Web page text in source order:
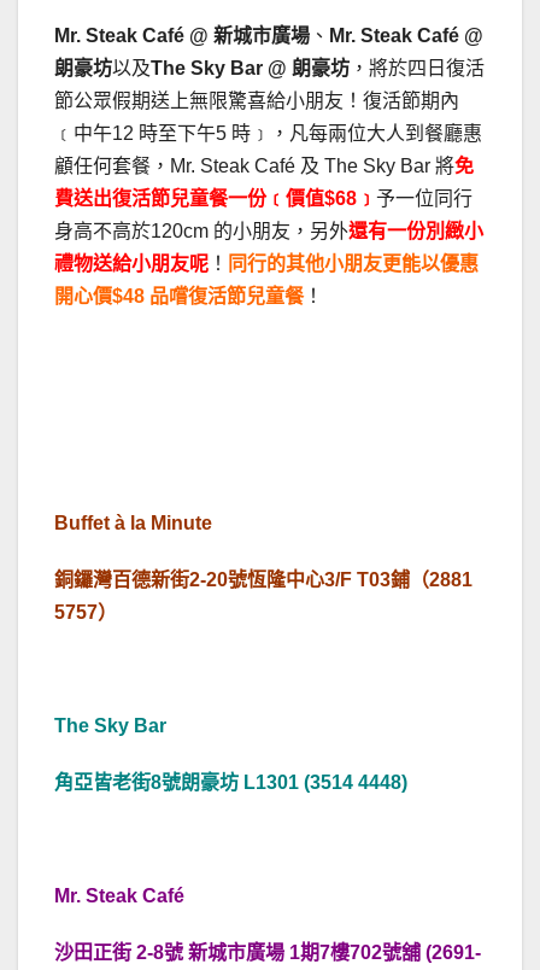
Mr. Steak Café @ 新城市廣場 、 Mr. Steak Café @
朗豪坊以及The Sky Bar @ 朗豪坊 ，將於四日復活
節公眾假期送上無限驚喜給小朋友！復活節期內
﹝中午12 時至下午5 時﹞，凡每兩位大人到餐廳惠
顧任何套餐，Mr. Steak Café 及 The Sky Bar 將免
費送出復活節兒童餐一份﹝價值$68﹞ 予一位同行
身高不高於120cm 的小朋友，另外還有一份別緻小
禮物送給小朋友呢 ！ 同行的其他小朋友更能以優惠
開心價$48 品嚐復活節兒童餐！
Buffet à la Minute
銅鑼灣百德新街2-20號恆隆中心3/F T03鋪（2881
5757）
The Sky Bar
角亞皆老街8號朗豪坊 L1301 (3514 4448)
Mr. Steak Café
沙田正街 2-8號 新城市廣場 1期7樓702號舖 (2691-